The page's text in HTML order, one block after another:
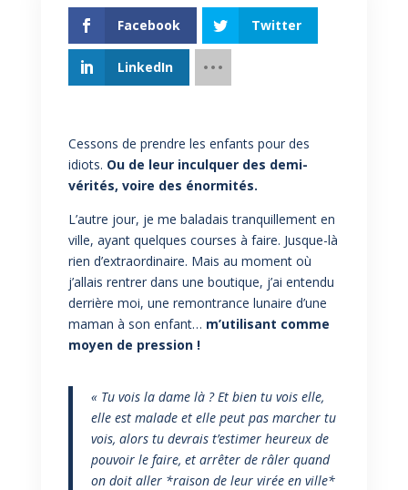
Facebook Twitter
LinkedIn
Cessons de prendre les enfants pour des
idiots. Ou de leur inculquer des demi-
vérités, voire des énormités.
L’autre jour, je me baladais tranquillement en
ville, ayant quelques courses à faire. Jusque-là
rien d’extraordinaire. Mais au moment où
j’allais rentrer dans une boutique, j’ai entendu
derrière moi, une remontrance lunaire d’une
maman à son enfant… m’utilisant comme
moyen de pression !
« Tu vois la dame là ? Et bien tu vois elle,
elle est malade et elle peut pas marcher tu
vois, alors tu devrais t’estimer heureux de
pouvoir le faire, et arrêter de râler quand
on doit aller *raison de leur virée en ville*